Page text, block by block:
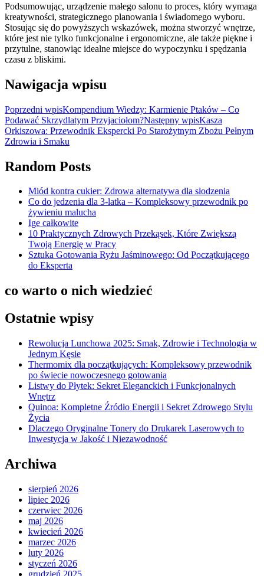
Podsumowując, urządzenie małego salonu to proces, który wymaga
kreatywności, strategicznego planowania i świadomego wyboru.
Stosując się do powyższych wskazówek, można stworzyć wnętrze,
które jest nie tylko funkcjonalne i ergonomiczne, ale także piękne i
przytulne, stanowiąc idealne miejsce do wypoczynku i spędzania
czasu z bliskimi.
Nawigacja wpisu
Poprzedni wpisKompendium Wiedzy: Karmienie Ptaków – Co
Podawać Skrzydlatym Przyjaciołom?Następny wpisKasza
Orkiszowa: Przewodnik Ekspercki Po Starożytnym Zbożu Pełnym
Zdrowia i Smaku
Random Posts
Miód kontra cukier: Zdrowa alternatywa dla słodzenia
Co do jedzenia dla 3-latka – Kompleksowy przewodnik po
żywieniu malucha
Ige całkowite
10 Praktycznych Zdrowych Przekąsek, Które Zwiększą
Twoją Energię w Pracy
Sztuka Gotowania Ryżu Jaśminowego: Od Początkującego
do Eksperta
co warto o nich wiedzieć
Ostatnie wpisy
Rewolucja Lunchowa 2025: Smak, Zdrowie i Technologia w
Jednym Kęsie
Thermomix dla początkujących: Kompleksowy przewodnik
po świecie nowoczesnego gotowania
Listwy do Płytek: Sekret Eleganckich i Funkcjonalnych
Wnętrz
Quinoa: Kompletne Źródło Energii i Sekret Zdrowego Stylu
Życia
Dlaczego Oryginalne Tonery do Drukarek Laserowych to
Inwestycja w Jakość i Niezawodność
Archiwa
sierpień 2026
lipiec 2026
czerwiec 2026
maj 2026
kwiecień 2026
marzec 2026
luty 2026
styczeń 2026
grudzień 2025